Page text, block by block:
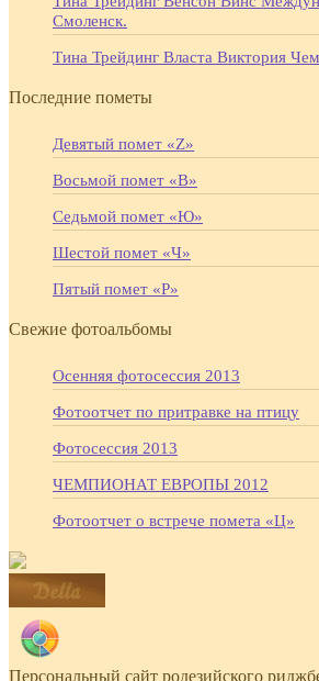
Смоленск.
Тина Трейдинг Власта Виктория
Последние пометы
Девятый помет «Z»
Восьмой помет «В»
Седьмой помет «Ю»
Шестой помет «Ч»
Пятый помет «Р»
Свежие фотоальбомы
Осенняя фотосессия 2013
Фотоотчет по притравке на птицу
Фотосессия 2013
ЧЕМПИОНАТ ЕВРОПЫ 2012
Фотоотчет о встрече помета «Ц»
Персональный сайт родезийского